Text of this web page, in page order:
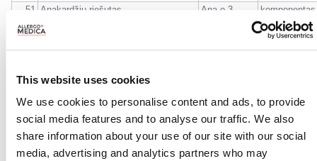
This website uses cookies
We use cookies to personalise content and ads, to provide
social media features and to analyse our traffic. We also
share information about your use of our site with our social
media, advertising and analytics partners who may
51
Anakardžių riešutas Ana o 3
komponentas
52 Avižos
ekstraktas
komponentas
56 Garstyčios
57
Graikinis riešutas Jug r
ekstraktas
58
Kivis Act d
ekstraktas
59 Kukurūzas Zea m
ekstraktas
60 Kviečiai Tri a 14
komponentas